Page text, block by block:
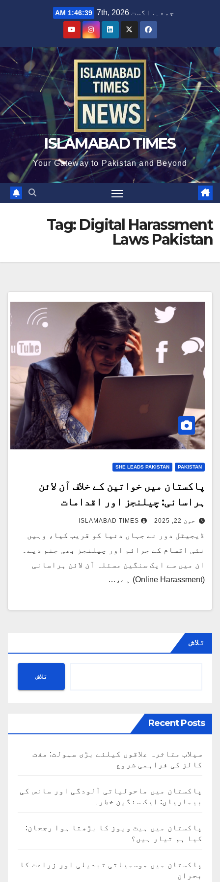
جمعہ. اگست 7th, 2026 1:46:40 AM
ISLAMABAD TIMES
Your Gateway to Pakistan and Beyond
Tag: Digital Harassment
Laws Pakistan
PAKISTAN
SHE LEADS PAKISTAN
پاکستان میں خواتین کے خلاف آن لائن
ہراسانی: چیلنجز اور اقدامات
جون 22, 2025 ISLAMABAD TIMES
ڈیجیٹل دور نے جہاں دنیا کو قریب کیا، وہیں
نئی اقسام کے جرائم اور چیلنجز بھی جنم دیے۔
ان میں سے ایک سنگین مسئلہ آن لائن ہراسانی
(Online Harassment) ہے،…
تلاش
تلاش
Recent Posts
سیلاب متاثرہ علاقوں کیلئے بڑی سہولت: مفت
کالز کی فراہمی شروع
پاکستان میں ماحولیاتی آلودگی اور سانس کی
بیماریاں: ایک سنگین خطرہ
پاکستان میں ہیٹ ویوز کا بڑھتا ہوا رجحان:
کیا ہم تیار ہیں؟
پاکستان میں موسمیاتی تبدیلی اور زراعت کا
بحران